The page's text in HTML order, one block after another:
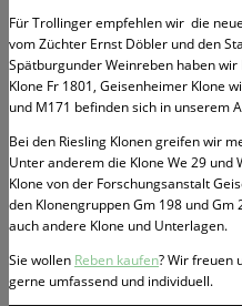
Für Trollinger empfehlen wir die
vom Züchter Ernst Döbler und den
Spätburgunder Weinreben haben
Klone Fr 1801, Geisenheimer Klone
und M171 befinden sich in unserem
Bei den Riesling Klonen greifen wir
Unter anderem die Klone We 29
Klone von der Forschungsanstalt
den Klonengruppen Gm 198 und
auch andere Klone und Unterlagen.
Sie wollen Reben kaufen? Wir freuen
gerne umfassend und individuell.